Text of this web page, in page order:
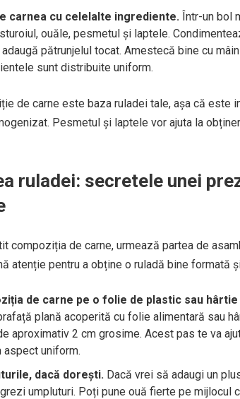
carnea cu celelalte ingrediente. Într-un bol
ouăle, pesmetul și laptele.
pătrunjelul tocat. Amestecă bine cu
sunt distribuite uniform.
de carne este baza ruladei tale, așa că este
Pesmetul și laptele vor ajuta la
ruladei: secretele unei
compoziția de carne, urmează partea de
atenție pentru a obține o ruladă bine formată
de carne pe o folie de plastic sau hârtie
plană acoperită cu folie alimentară sau
aproximativ 2 cm grosime. Acest pas te va
aspect uniform.
dacă dorești. Dacă vrei să adaugi un
umpluturi. Poți pune ouă fierte pe mijlocul